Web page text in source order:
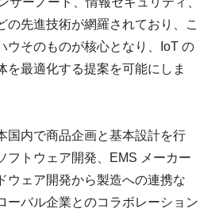
の先進技術が網羅されており、こ
ウそのものが核心となり、IoT の
を最適化する提案を可能にしま
国内で商品企画と基本設計を行
フトウェア開発、EMS メーカー
ウェア開発から製造への連携な
ーバル企業とのコラボレーション